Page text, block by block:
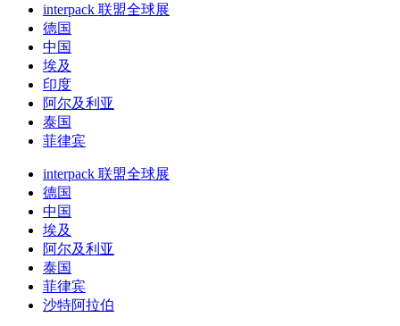
interpack 联盟全球展
德国
中国
埃及
印度
阿尔及利亚
泰国
菲律宾
interpack 联盟全球展
德国
中国
埃及
阿尔及利亚
泰国
菲律宾
沙特阿拉伯